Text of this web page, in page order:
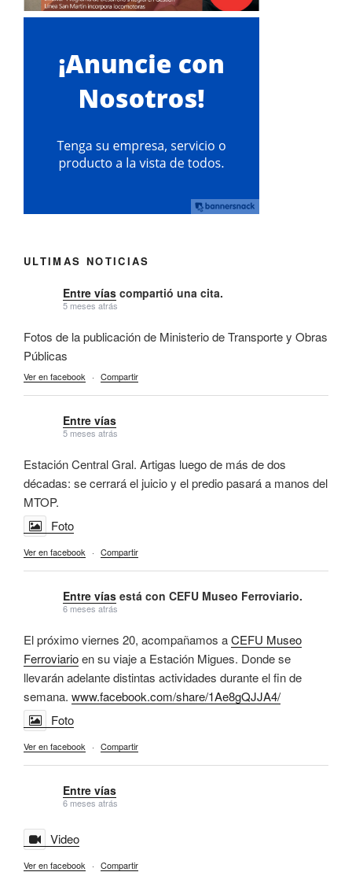
ULTIMAS NOTICIAS
Entre vías compartió una cita.
5 meses atrás
Fotos de la publicación de Ministerio de Transporte y Obras
Públicas
Ver en facebook · Compartir
Entre vías
5 meses atrás
Estación Central Gral. Artigas luego de más de dos
décadas: se cerrará el juicio y el predio pasará a manos del
MTOP.
Foto
Ver en facebook · Compartir
Entre vías está con CEFU Museo Ferroviario.
6 meses atrás
El próximo viernes 20, acompañamos aCEFU Museo
Ferroviarioen su viaje a Estación Migues. Donde se
llevarán adelante distintas actividades durante el fin de
semana. www.facebook.com/share/1Ae8gQJJA4/
Foto
Ver en facebook · Compartir
Entre vías
6 meses atrás
Video
Ver en facebook · Compartir